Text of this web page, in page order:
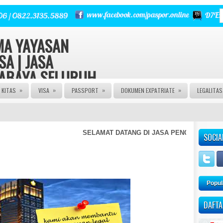
YAYASAN
| JASA
SELURUH
Izin PT CV FIRMA
| JASA PASPOR RUSAK |
PASPOR | JASA PEMBUATAN
KITAS » VISA » PASSPORT » DOKUMEN EXPATRIATE »
SELAMAT DATANG DI JASA PENGURUSAN